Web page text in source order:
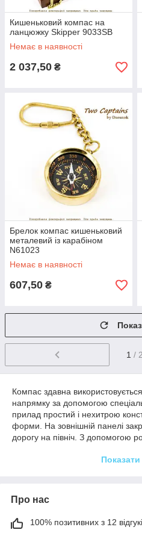
Кишеньковий компас на
ланцюжку Skipper 9033SB
Немає в наявності
2 037,50 ₴
Брелок компас кишеньковий
металевий із карабіном
N61023
Немає в наявності
607,50 ₴
1 / 2
Компас здавна
напрямку за допомогою
прилад простий і нехитрою
форми. На зовнішній панелі
дорогу на північ. З допомогою
полягає у використанні сили
модельного ряду: ексклюзивний
політика та суворий контроль
Компас – хороший
Про нас
100% позитивних з 12